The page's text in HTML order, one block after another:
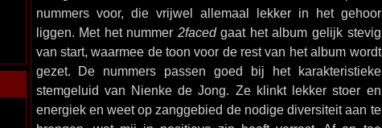
nummers voor, die vrijwel allemaal lekker in het gehoor
liggen. Met het nummer 2facedgaat het album gelijk stevig
van start, waarmee de toon voor de rest van het album wordt
gezet. De nummers passen goed bij het karakteristieke
stemgeluid van Nienke de Jong. Ze klinkt lekker stoer en
energiek en weet op zanggebied de nodige diversiteit aan te